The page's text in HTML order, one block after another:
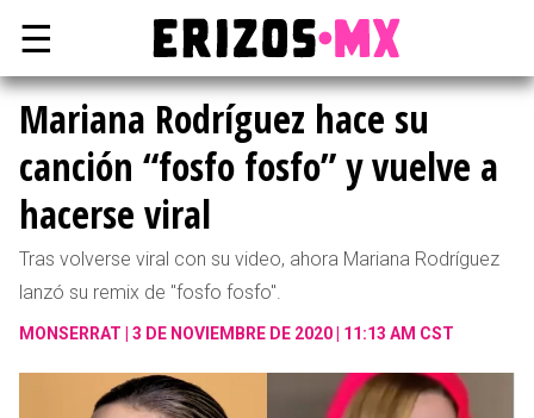
☰
Mariana Rodríguez hace su
canción “fosfo fosfo” y vuelve a
hacerse viral
Tras volverse viral con su video, ahora Mariana Rodríguez
lanzó su remix de "fosfo fosfo".
MONSERRAT 3 DE NOVIEMBRE DE 2020 | 11:13 AM CST